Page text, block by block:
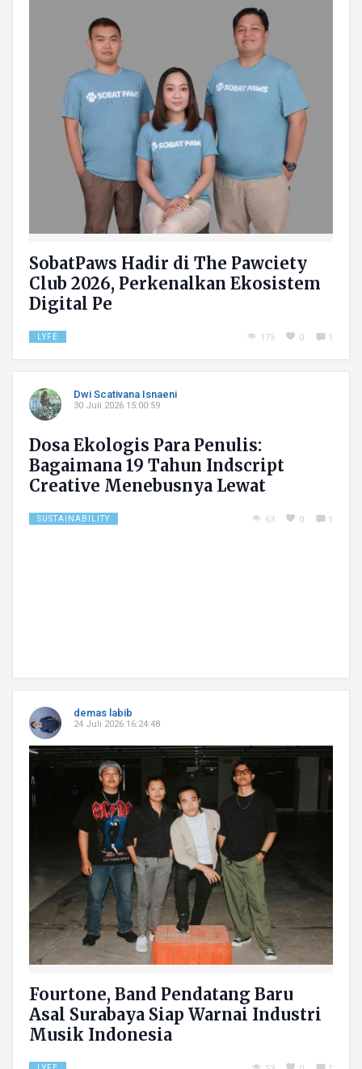
SobatPaws Hadir di The Pawciety
Club 2026, Perkenalkan Ekosistem
Digital Pe
LYFE 175 0 1
Dwi Scativana Isnaeni
30 Juli 2026 15:00:59
Dosa Ekologis Para Penulis:
Bagaimana 19 Tahun Indscript
Creative Menebusnya Lewat
SUSTAINABILITY 63 0 1
demas labib
24 Juli 2026 16:24:48
Fourtone, Band Pendatang Baru
Asal Surabaya Siap Warnai Industri
Musik Indonesia